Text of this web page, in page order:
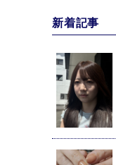
新着記事